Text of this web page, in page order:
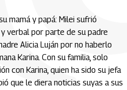
mamá y papá: Milei sufrió
verbal por parte de su padre
Alicia Luján por no haberlo
Karina. Con su familia, solo
con Karina, quien ha sido su jefa
que le diera noticias suyas a sus